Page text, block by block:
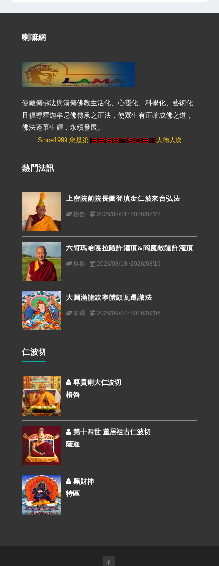
喇嘛網
使藏傳佛法與漢傳佛教生活化、心靈化、科學化、藝術化
且倡導釋迦牟尼佛傳承之正法，使眾生有正確成佛之道，
佛法蓬蓽生輝，永續發展。
Since1999 您是第 大德人次
熱門法訊
上密院前院長圖登滇金仁波來台弘法
格魯 2026/08/01~2026/08/22
六臂瑪哈嘎拉隨許灌頂&閻魔敵隨許灌頂
格魯 2026/08/18~2026/08/19
大圓滿龍欽寧體頗瓦遷識法
寧瑪 2026/09/04~2026/09/06
仁波切
尊貴喇大仁波切
格魯
第十四世 董居祖古仁波切
薩迦
黑財神
特區